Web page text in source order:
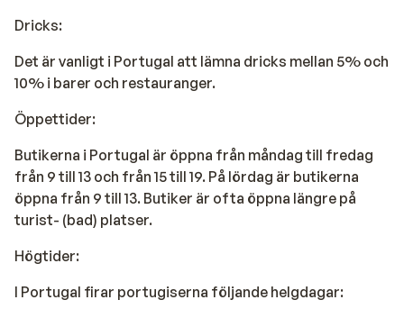
Dricks:
Det är vanligt i Portugal att lämna dricks mellan 5% och
10% i barer och restauranger.
Öppettider:
Butikerna i Portugal är öppna från måndag till fredag
från 9 till 13 och från 15 till 19. På lördag är butikerna
öppna från 9 till 13. Butiker är ofta öppna längre på
turist- (bad) platser.
Högtider:
I Portugal firar portugiserna följande helgdagar: